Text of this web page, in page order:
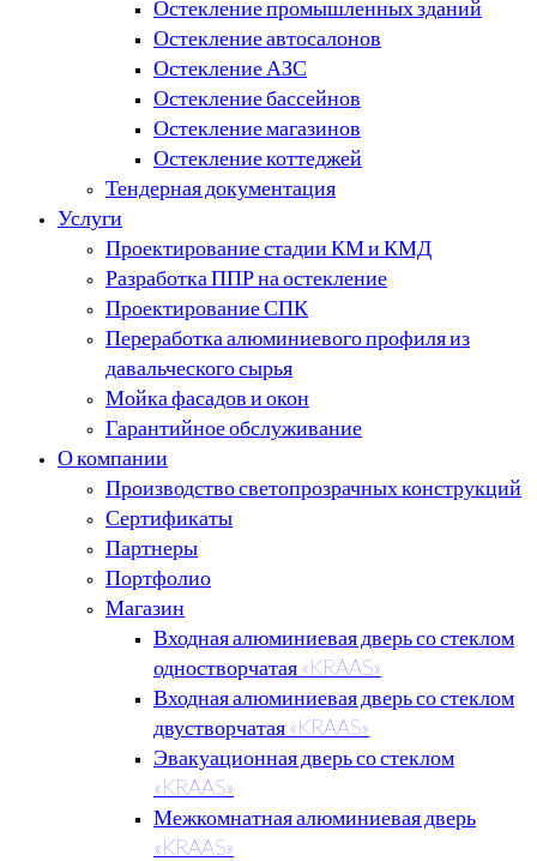
Остекление промышленных зданий
Остекление автосалонов
Остекление АЗС
Остекление бассейнов
Остекление магазинов
Остекление коттеджей
Тендерная документация
Услуги
Проектирование стадии КМ и КМД
Разработка ППР на остекление
Проектирование СПК
Переработка алюминиевого профиля из
давальческого сырья
Мойка фасадов и окон
Гарантийное обслуживание
О компании
Производство светопрозрачных конструкций
Сертификаты
Партнеры
Портфолио
Магазин
Входная алюминиевая дверь со стеклом
одностворчатая «KRAAS»
Входная алюминиевая дверь со стеклом
двустворчатая «KRAAS»
Эвакуационная дверь со стеклом
«KRAAS»
Межкомнатная алюминиевая дверь
«KRAAS»